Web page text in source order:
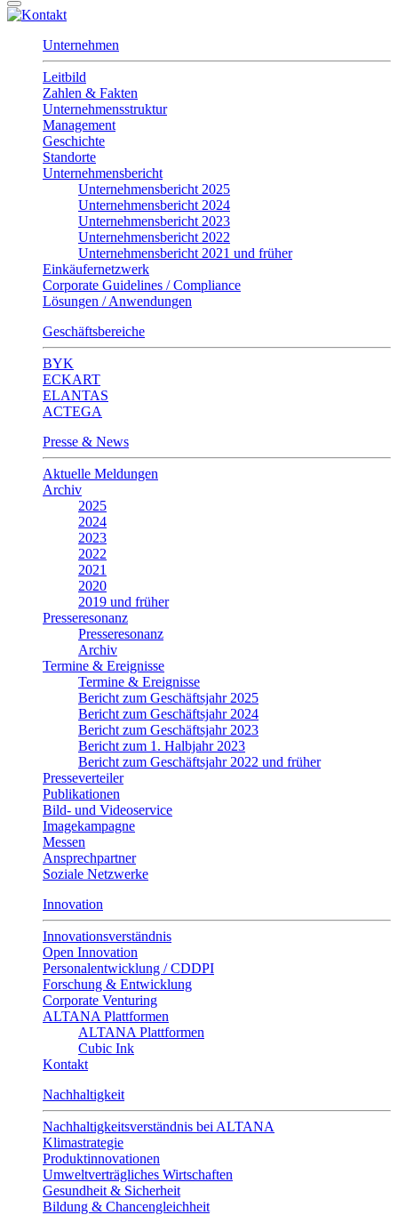
Unternehmen
Leitbild
Zahlen & Fakten
Unternehmensstruktur
Management
Geschichte
Standorte
Unternehmensbericht
Unternehmensbericht 2025
Unternehmensbericht 2024
Unternehmensbericht 2023
Unternehmensbericht 2022
Unternehmensbericht 2021 und früher
Einkäufernetzwerk
Corporate Guidelines / Compliance
Lösungen / Anwendungen
Geschäftsbereiche
BYK
ECKART
ELANTAS
ACTEGA
Presse & News
Aktuelle Meldungen
Archiv
2025
2024
2023
2022
2021
2020
2019 und früher
Presseresonanz
Presseresonanz
Archiv
Termine & Ereignisse
Termine & Ereignisse
Bericht zum Geschäftsjahr 2025
Bericht zum Geschäftsjahr 2024
Bericht zum Geschäftsjahr 2023
Bericht zum 1. Halbjahr 2023
Bericht zum Geschäftsjahr 2022 und früher
Presseverteiler
Publikationen
Bild- und Videoservice
Imagekampagne
Messen
Ansprechpartner
Soziale Netzwerke
Innovation
Innovationsverständnis
Open Innovation
Personalentwicklung / CDDPI
Forschung & Entwicklung
Corporate Venturing
ALTANA Plattformen
ALTANA Plattformen
Cubic Ink
Kontakt
Nachhaltigkeit
Nachhaltigkeitsverständnis bei ALTANA
Klimastrategie
Produktinnovationen
Umweltverträgliches Wirtschaften
Gesundheit & Sicherheit
Bildung & Chancengleichheit